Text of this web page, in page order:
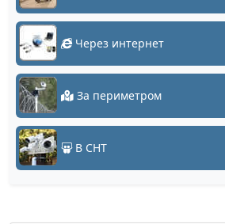
Через интернет
За периметром
В СНТ